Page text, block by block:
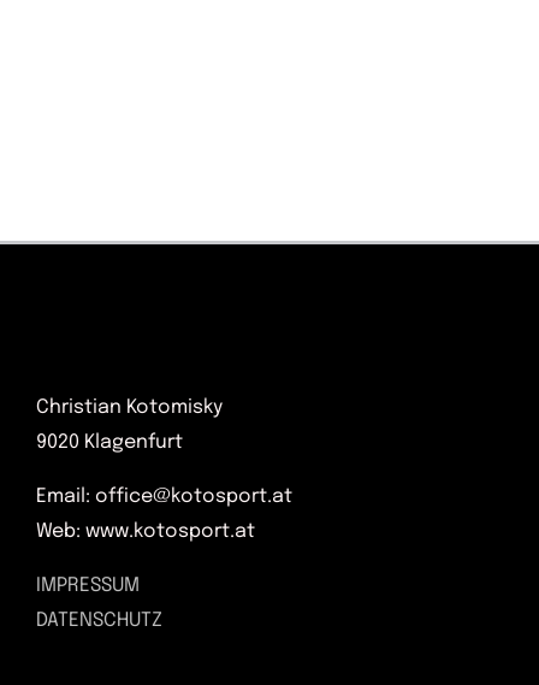
Christian Kotomisky
9020 Klagenfurt
Email: office@kotosport.at
Web: www.kotosport.at
IMPRESSUM
DATENSCHUTZ